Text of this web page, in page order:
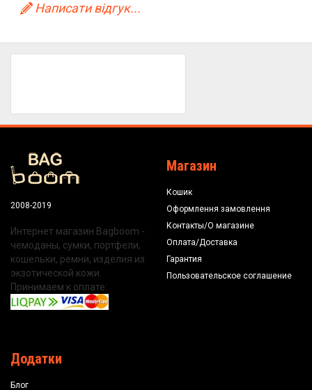
Написати відгук...
2008-2019
Интернет магазин Bagboom -
чемоданы, сумки, портфели,
кошельки, ремни, изделия из
экзотической кожи.
Принимаем к оплате:
Магазин
Кошик
Оформлення замовлення
Контакты/О магазине
Оплата/Доставка
Гарантия
Пользовательское соглашение
Додатки
Блог